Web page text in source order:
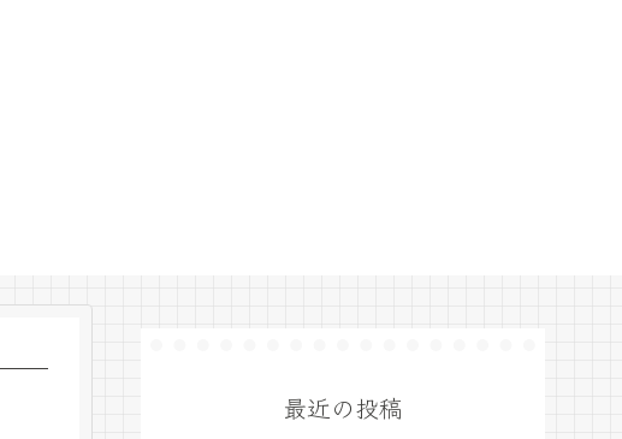
最近の投稿